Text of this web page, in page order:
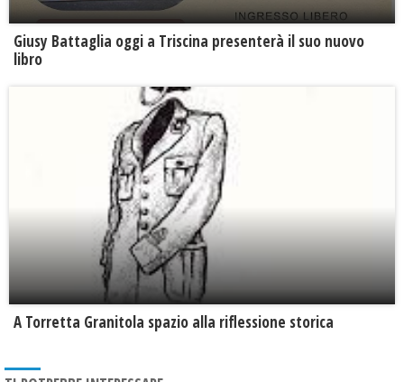
Giusy Battaglia oggi a Triscina presenterà il suo nuovo
libro
​A Torretta Granitola spazio alla riflessione storica